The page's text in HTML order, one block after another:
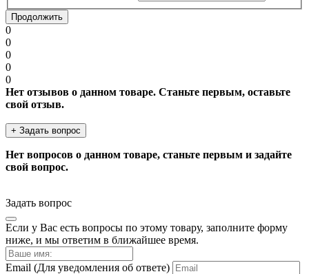
Продолжить
0
0
0
0
0
Нет отзывов о данном товаре. Станьте первым, оставьте
свой отзыв.
+ Задать вопрос
Нет вопросов о данном товаре, станьте первым и задайте
свой вопрос.
Задать вопрос
Если у Вас есть вопросы по этому товару, заполните форму
ниже, и мы ответим в ближайшее время.
Email (Для уведомления об ответе)